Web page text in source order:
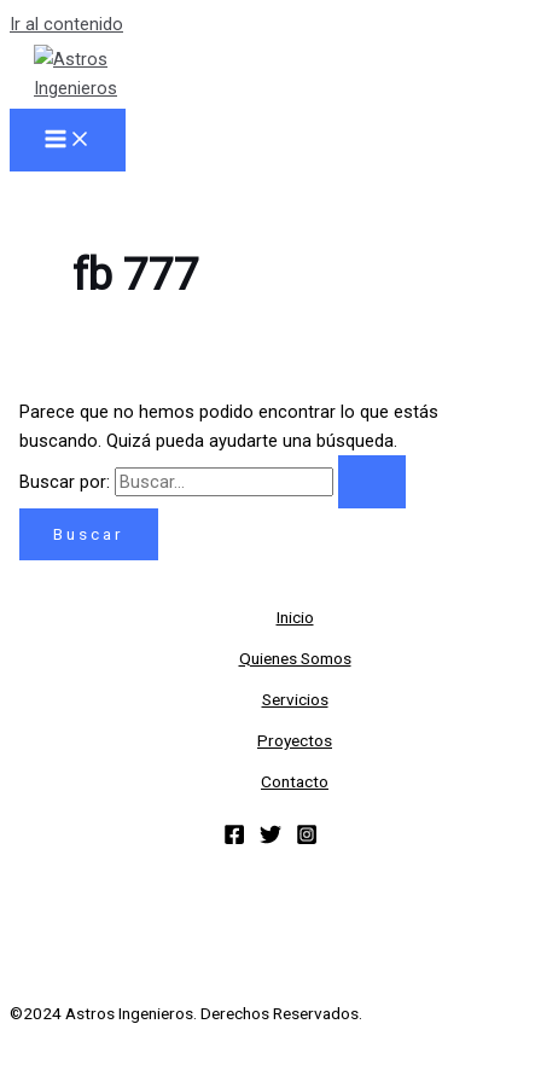
Ir al contenido
fb 777
Parece que no hemos podido encontrar lo que estás
buscando. Quizá pueda ayudarte una búsqueda.
Buscar por:
Inicio
Quienes Somos
Servicios
Proyectos
Contacto
©2024 Astros Ingenieros. Derechos Reservados.